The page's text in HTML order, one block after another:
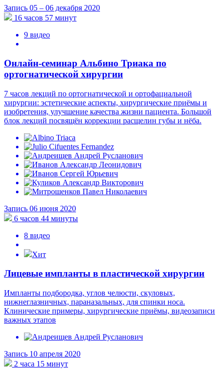
Запись 05 – 06 декабря 2020
16 часов 57 минут
9 видео
Онлайн-семинар Альбино Триака по
ортогнатической хирургии
7 часов лекций по ортогнатической и ортофациальной
хирургии: эстетические аспекты, хирургические приёмы и
изобретения, улучшение качества жизни пациента. Большой
блок лекций посвящён коррекции расщелин губы и нёба.
Запись 06 июня 2020
6 часов 44 минуты
8 видео
Хит
Лицевые импланты в пластической хирургии
Импланты подбородка, углов челюсти, скуловых,
нижнеглазничных, параназальных, для спинки носа.
Клинические примеры, хирургические приёмы, видеозаписи
важных этапов
Запись 10 апреля 2020
2 часа 15 минут